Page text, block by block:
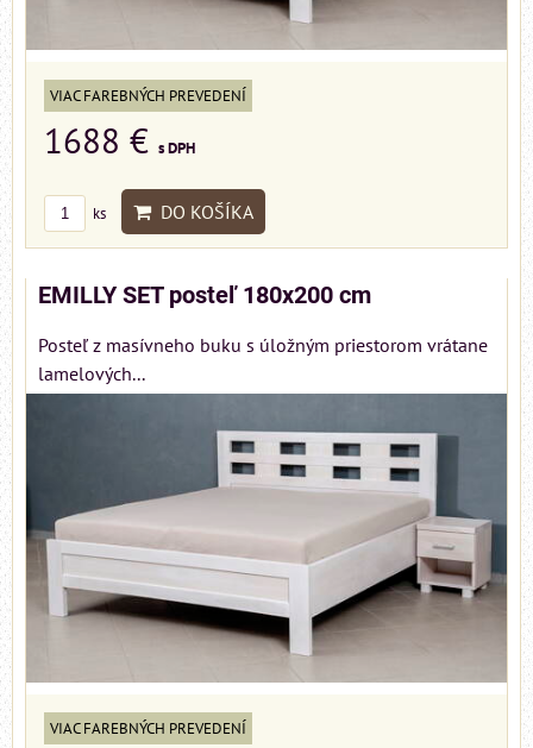
VIAC FAREBNÝCH PREVEDENÍ
1688 € s DPH
ks DO KOŠÍKA
EMILLY SET posteľ 180x200 cm
Posteľ z masívneho buku s úložným priestorom vrátane
lamelových...
VIAC FAREBNÝCH PREVEDENÍ